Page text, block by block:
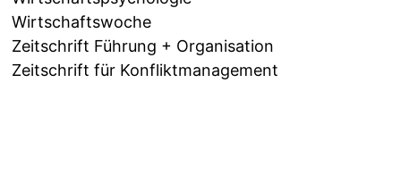
Wirtschaftswoche
Zeitschrift Führung + Organisation
Zeitschrift für Konfliktmanagement